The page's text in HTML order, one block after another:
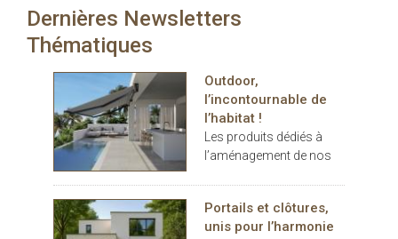
carport… les espaces
prolongements de
l’habitat. Dans ce
contexte, THERMOTOP®
s’impose comme un
partenaire clé pour
concevoir des espaces
de vie confortables,
esthétiques et durables,
dedans comme dehors.
Dernières Newsletters
Thématiques
Outdoor,
l’incontournable de
l’habitat !
Les produits dédiés à
l’aménagement de nos
des dernières années
comme des éléments
Portails et clôtures,
unis pour l’harmonie